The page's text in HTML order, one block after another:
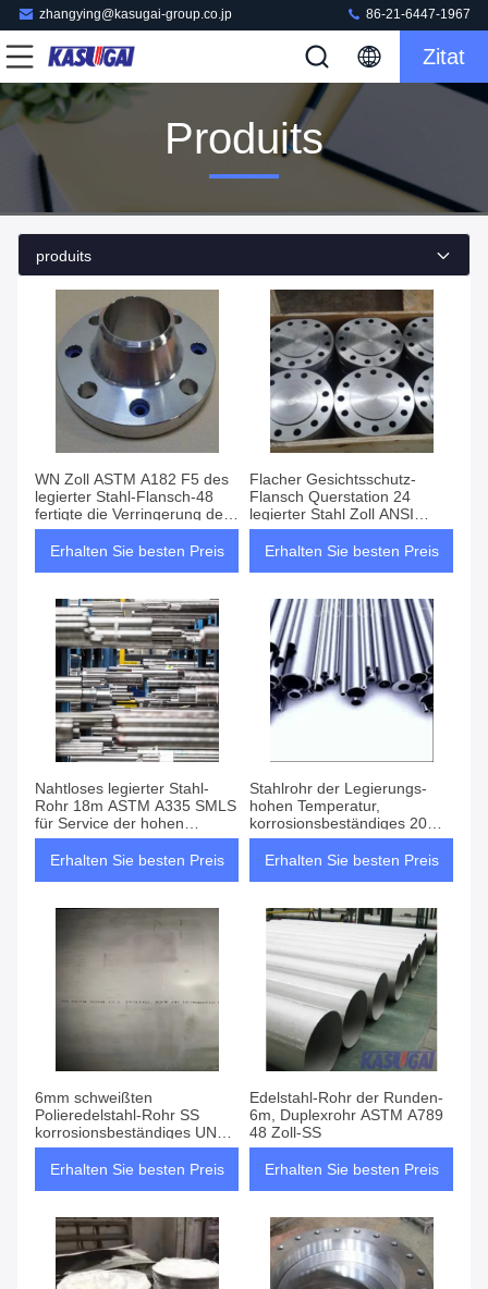
zhangying@kasugai-group.co.jp 86-21-6447-1967
Zitat
Produits
produits
WN Zoll ASTM A182 F5 des
legierter Stahl-Flansch-48
fertigte die Verringerung des
Schweißungs-Halses
besonders an
Erhalten Sie besten Preis
Flacher Gesichtsschutz-
Flansch Querstation 24
legierter Stahl Zoll ANSI
B16.5/B16.47 haltbar
Erhalten Sie besten Preis
Nahtloses legierter Stahl-
Rohr 18m ASTM A335 SMLS
für Service der hohen
Temperatur
Erhalten Sie besten Preis
Stahlrohr der Legierungs-
hohen Temperatur,
korrosionsbeständiges 20mm
Stahlrohr
Erhalten Sie besten Preis
6mm schweißten
Polieredelstahl-Rohr SS
korrosionsbeständiges UNS
31803
Erhalten Sie besten Preis
Edelstahl-Rohr der Runden-
6m, Duplexrohr ASTM A789
48 Zoll-SS
Erhalten Sie besten Preis